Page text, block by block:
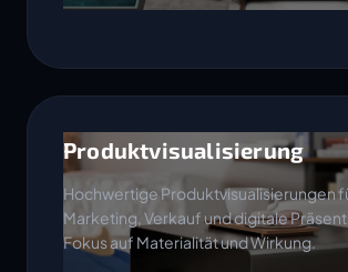
Produktvisualisierung
Hochwertige Produktvisualisierungen
Marketing, Verkauf und digitale
Fokus auf Materialität und Wirkung.